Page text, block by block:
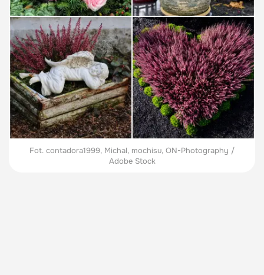
Fot. contadora1999, Michal, mochisu, ON-Photography /
Adobe Stock